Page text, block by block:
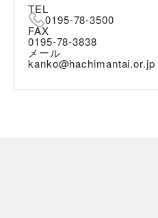
TEL
0195-78-3500
FAX
0195-78-3838
メール
kanko@hachimantai.or.jp